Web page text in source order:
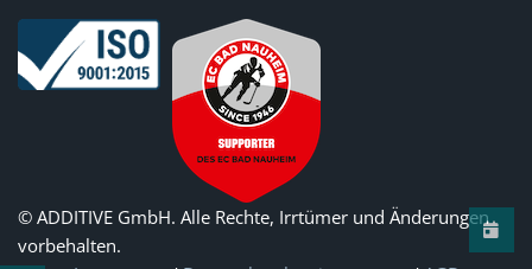
© ADDITIVE GmbH. Alle Rechte, Irrtümer und Änderungen
vorbehalten.